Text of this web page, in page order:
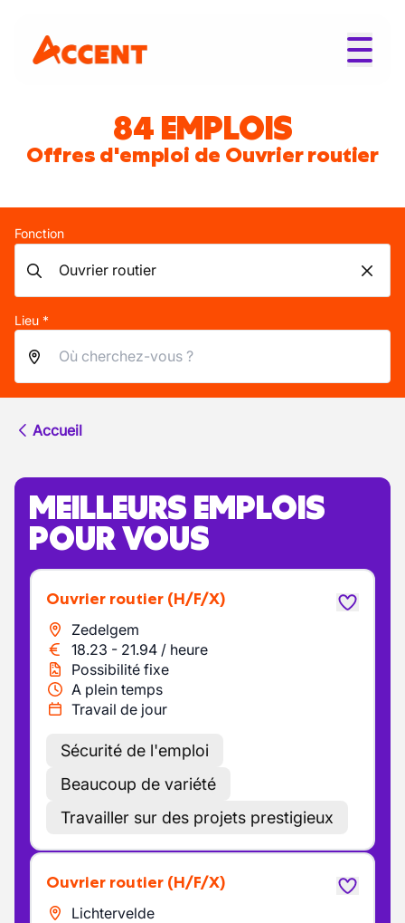
84 EMPLOIS
Offres d'emploi de Ouvrier routier
Fonction
Lieu *
Accueil
MEILLEURS EMPLOIS
POUR VOUS
Ouvrier routier (H/F/X)
Zedelgem
18.23 - 21.94 / heure
Possibilité fixe
A plein temps
Travail de jour
Sécurité de l'emploi
Beaucoup de variété
Travailler sur des projets prestigieux
Ouvrier routier (H/F/X)
Lichtervelde